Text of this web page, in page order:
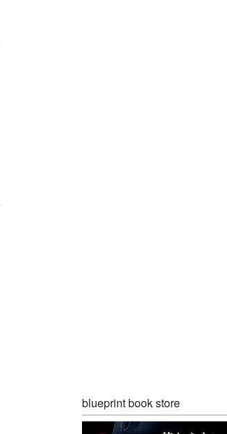
blueprint book store